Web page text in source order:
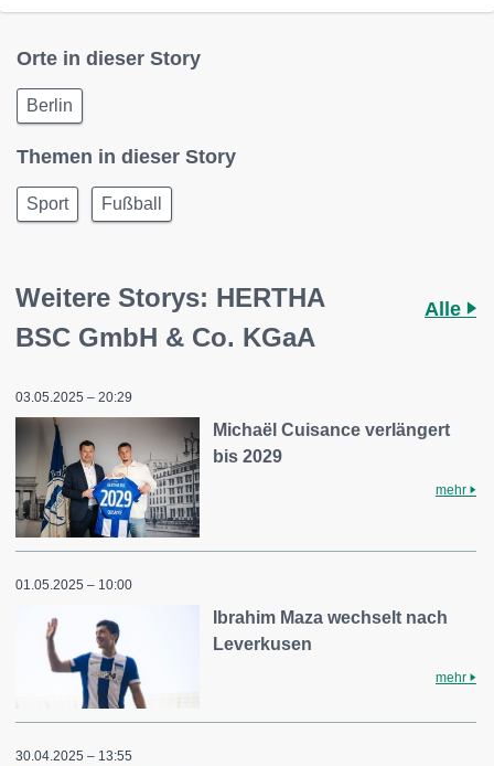
Orte in dieser Story
Berlin
Themen in dieser Story
Sport Fußball
Weitere Storys: HERTHA
BSC GmbH & Co. KGaA
Alle
03.05.2025 – 20:29
Michaël Cuisance verlängert
bis 2029
mehr
01.05.2025 – 10:00
Ibrahim Maza wechselt nach
Leverkusen
mehr
30.04.2025 – 13:55